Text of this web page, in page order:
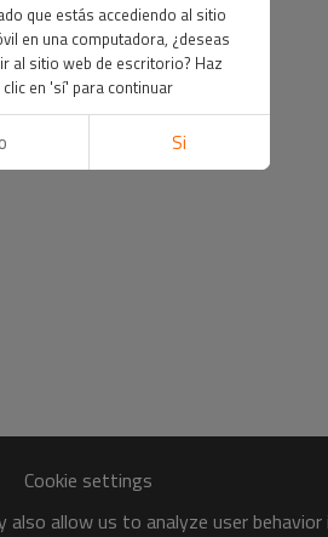
Cookie settings
allow us to analyze user
que estás accediendo al sitio
en una computadora, ¿deseas
al sitio web de escritorio? Haz
clic en 'sí' para continuar
Si